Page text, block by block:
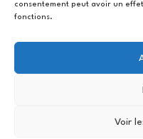
consentement peut avoir un
fonctions.
Voir